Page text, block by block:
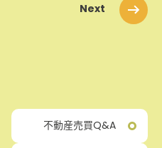
Next
不動産売買Q&A